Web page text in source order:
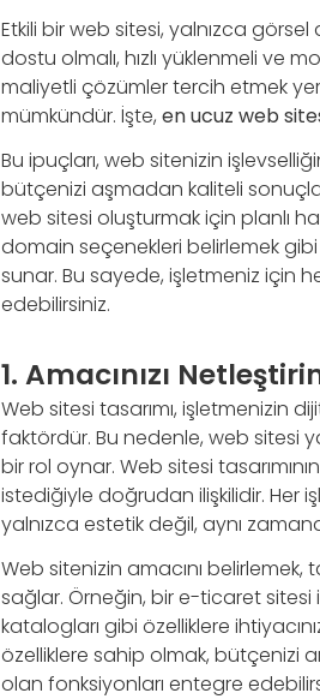
Etkili bir web sitesi, yalnızca
dostu olmalı, hızlı yüklenmeli ve
maliyetli çözümler tercih etmek
mümkündür. İşte, en ucuz web
Bu ipuçları, web sitenizin
bütçenizi aşmadan kaliteli
web sitesi oluşturmak için planlı
domain seçenekleri belirlemek gibi
sunar. Bu sayede, işletmeniz için
edebilirsiniz.
1. Amacınızı
Web sitesi tasarımı, işletmenizin
faktördür. Bu nedenle, web sitesi
bir rol oynar. Web sitesi
istediğiyle doğrudan ilişkilidir. Her
yalnızca estetik değil, aynı
Web sitenizin amacını belirlemek,
sağlar. Örneğin, bir e-ticaret
katalogları gibi özelliklere
özelliklere sahip olmak, bütçenizi
olan fonksiyonları entegre